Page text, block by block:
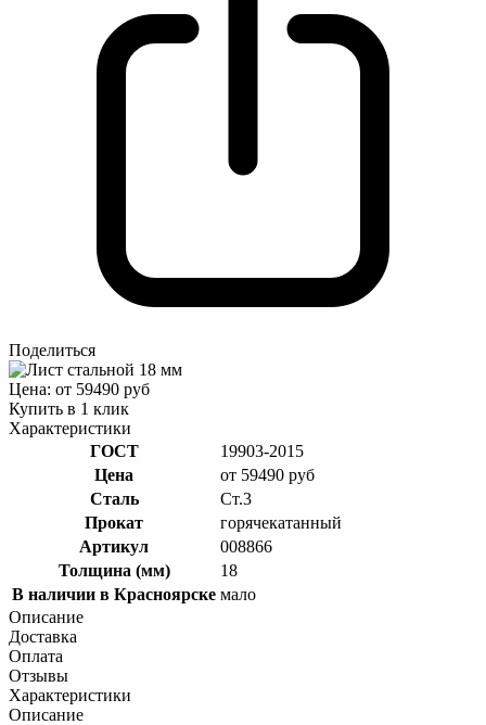
Поделиться
Цена: от 59490 руб
Купить в 1 клик
Характеристики
ГОСТ
19903-2015
Цена
от 59490 руб
Сталь
Ст.3
Прокат
горячекатанный
Артикул
008866
Толщина (мм)
18
В наличии в Красноярске мало
Описание
Доставка
Оплата
Отзывы
Характеристики
Описание